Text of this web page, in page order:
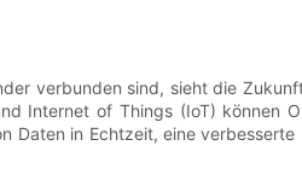
verbunden sind, sieht die
Internet of Things (IoT) können
Daten in Echtzeit, eine